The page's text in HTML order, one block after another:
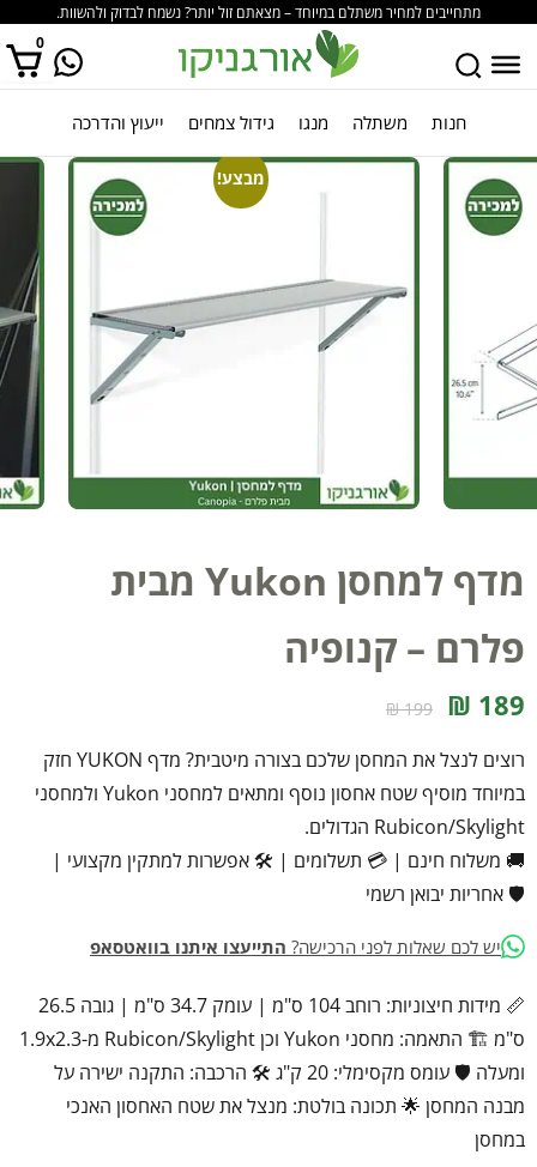
מתחייבים למחיר משתלם במיוחד – מצאתם זול יותר? נשמח לבדוק ולהשוות.
0
אין מוצרים בסל הקניות. חנות משתלה מנגו גידול צמחים ייעוץ והדרכה
מבצע!
מדף למחסן Yukon מבית
פלרם – קנופיה
189 ₪
199 ₪
רוצים לנצל את המחסן שלכם בצורה מיטבית? מדף YUKON חזק
במיוחד מוסיף שטח אחסון נוסף ומתאים למחסני Yukon ולמחסני
Rubicon/Skylight הגדולים.
🚚 משלוח חינם | 💳 תשלומים | 🛠️ אפשרות למתקין מקצועי |
🛡️ אחריות יבואן רשמי
יש לכם שאלות לפני הרכישה? התייעצו איתנו בוואטסאפ
📏 מידות חיצוניות: רוחב 104 ס"מ | עומק 34.7 ס"מ | גובה 26.5
ס"מ 🏗️ התאמה: מחסני Yukon וכן Rubicon/Skylight מ-1.9x2.3
ומעלה 🛡️ עומס מקסימלי: 20 ק"ג 🛠️ הרכבה: התקנה ישירה על
מבנה המחסן 🌟 תכונה בולטת: מנצל את שטח האחסון האנכי
במחסן